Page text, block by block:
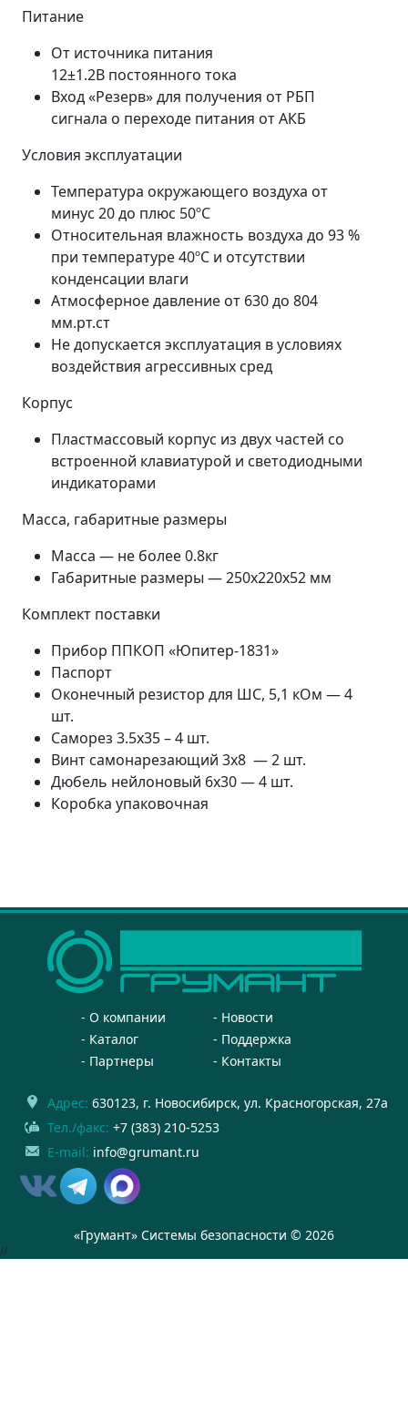
Питание
От источника питания
12±1.2В постоянного тока
Вход «Резерв» для получения от РБП
сигнала о переходе питания от АКБ
Условия эксплуатации
Температура окружающего воздуха от
минус 20 до плюс 50ºС
Относительная влажность воздуха до 93 %
при температуре 40ºС и отсутствии
конденсации влаги
Атмосферное давление от 630 до 804
мм.рт.ст
Не допускается эксплуатация в условиях
воздействия агрессивных сред
Корпус
Пластмассовый корпус из двух частей со
встроенной клавиатурой и светодиодными
индикаторами
Масса, габаритные размеры
Масса — не более 0.8кг
Габаритные размеры — 250х220х52 мм
Комплект поставки
Прибор ППКОП «Юпитер-1831»
Паспорт
Оконечный резистор для ШС, 5,1 кОм — 4
шт.
Саморез 3.5х35 – 4 шт.
Винт самонарезающий 3х8 — 2 шт.
Дюбель нейлоновый 6x30 — 4 шт.
Коробка упаковочная
О компании
Новости
Каталог
Поддержка
Партнеры
Контакты
Адрес: 630123, г. Новосибирск, ул. Красногорская, 27а
Тел./факс: +7 (383) 210-5253
E-mail: info@grumant.ru
«Грумант» Системы безопасности © 2026
//